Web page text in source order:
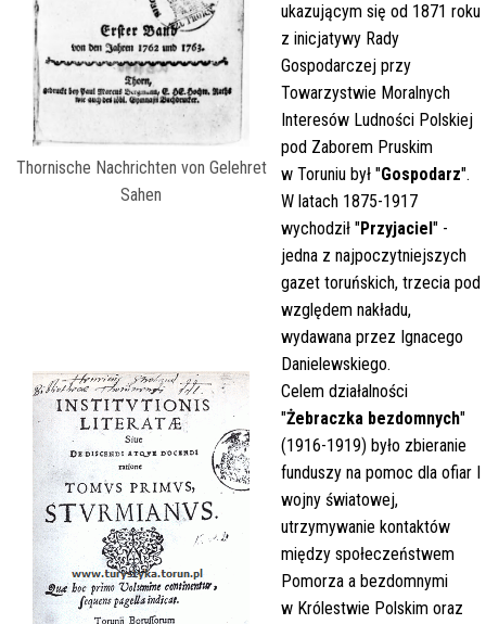
Thornische Nachrichten von Gelehret
Sahen
ukazującym się od 1871 roku
z inicjatywy Rady
Gospodarczej przy
Towarzystwie Moralnych
Interesów Ludności Polskiej
pod Zaborem Pruskim
w Toruniu był "Gospodarz".
W latach 1875-1917
wychodził "Przyjaciel" -
jedna z najpoczytniejszych
gazet toruńskich, trzecia pod
względem nakładu,
wydawana przez Ignacego
Danielewskiego.
Celem działalności
"Żebraczka bezdomnych"
(1916-1919) było zbieranie
funduszy na pomoc dla ofiar I
wojny światowej,
utrzymywanie kontaktów
między społeczeństwem
Pomorza a bezdomnymi
w Królestwie Polskim oraz